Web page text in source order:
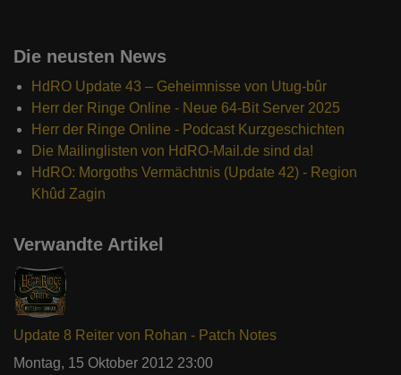
Die neusten News
HdRO Update 43 – Geheimnisse von Utug-bûr
Herr der Ringe Online - Neue 64-Bit Server 2025
Herr der Ringe Online - Podcast Kurzgeschichten
Die Mailinglisten von HdRO-Mail.de sind da!
HdRO: Morgoths Vermächtnis (Update 42) - Region
Khûd Zagin
Verwandte Artikel
Update 8 Reiter von Rohan - Patch Notes
Montag, 15 Oktober 2012 23:00